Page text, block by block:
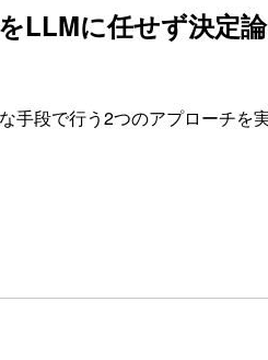
LLMに任せず決定
手段で行う2つのアプローチ